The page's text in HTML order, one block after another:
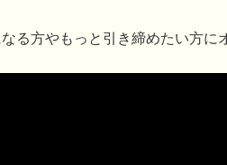
る方やもっと引き締めたい方に